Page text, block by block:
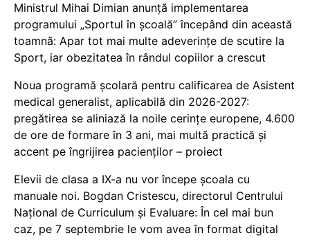
Ministrul Mihai Dimian anunță implementarea
programului „Sportul în școală” începând din această
toamnă: Apar tot mai multe adeverințe de scutire la
Sport, iar obezitatea în rândul copiilor a crescut
Noua programă școlară pentru calificarea de Asistent
medical generalist, aplicabilă din 2026-2027:
pregătirea se aliniază la noile cerințe europene, 4.600
de ore de formare în 3 ani, mai multă practică și
accent pe îngrijirea pacienților – proiect
Elevii de clasa a IX-a nu vor începe școala cu
manuale noi. Bogdan Cristescu, directorul Centrului
Național de Curriculum și Evaluare: În cel mai bun
caz, pe 7 septembrie le vom avea în format digital